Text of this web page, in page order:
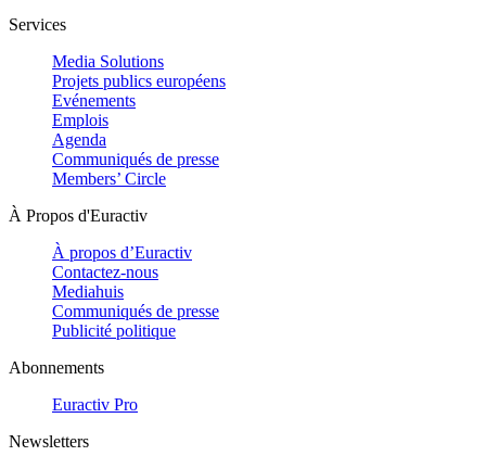
Services
Media Solutions
Projets publics européens
Evénements
Emplois
Agenda
Communiqués de presse
Members’ Circle
À Propos d'Euractiv
À propos d’Euractiv
Contactez-nous
Mediahuis
Communiqués de presse
Publicité politique
Abonnements
Euractiv Pro
Newsletters